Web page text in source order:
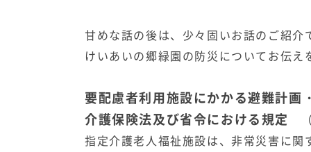
甘めな話の後は、少々固いお話のご紹介
けいあいの郷緑園の防災についてお伝え
要配慮者利用施設にかかる避難計画
介護保険法及び省令における規定
指定介護老人福祉施設は、非常災害に